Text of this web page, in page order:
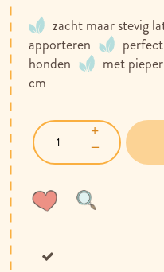
zacht maar stevig
apporteren
honden
met pieper
cm